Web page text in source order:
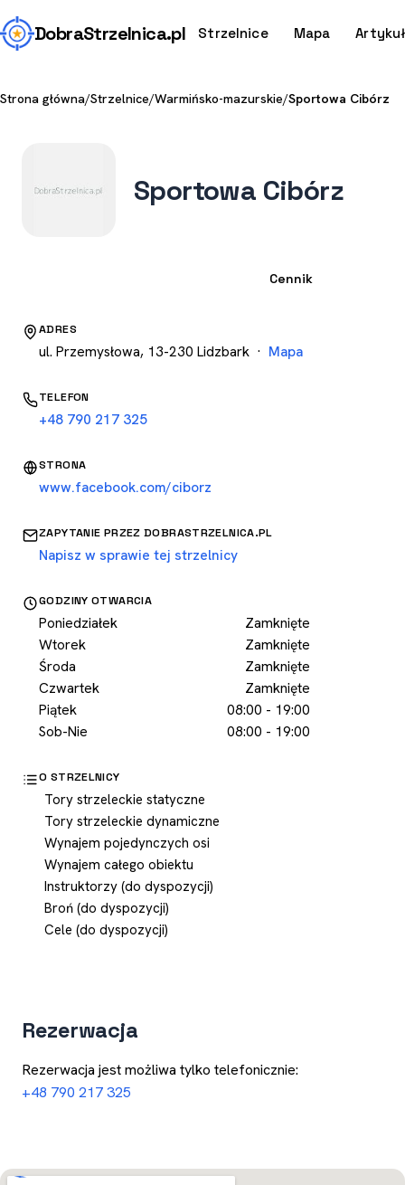
DobraStrzelnica.pl Strzelnice Mapa
Strona główna/Strzelnice/Warmińsko-mazurskie/Sportowa Cibórz
Sportowa Cibórz
Cennik
ADRES
ul. Przemysłowa, 13-230 Lidzbark · Mapa
TELEFON
+48 790 217 325
STRONA
www.facebook.com/ciborz
ZAPYTANIE PRZEZ DOBRASTRZELNICA.PL
Napisz w sprawie tej strzelnicy
GODZINY OTWARCIA
Poniedziałek
Zamknięte
Wtorek
Zamknięte
Środa
Zamknięte
Czwartek
Zamknięte
Piątek
08:00 - 19:00
Sob-Nie
08:00 - 19:00
O STRZELNICY
Tory strzeleckie statyczne
Tory strzeleckie dynamiczne
Wynajem pojedynczych osi
Wynajem całego obiektu
Instruktorzy (do dyspozycji)
Broń (do dyspozycji)
Cele (do dyspozycji)
Rezerwacja
Rezerwacja jest możliwa tylko telefonicznie:
+48 790 217 325